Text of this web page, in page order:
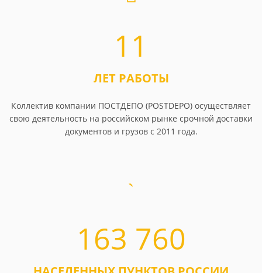
11
ЛЕТ РАБОТЫ
Коллектив компании ПОСТДЕПО (POSTDEPO) осуществляет
свою деятельность на российском рынке срочной доставки
документов и грузов с 2011 года.
163 760